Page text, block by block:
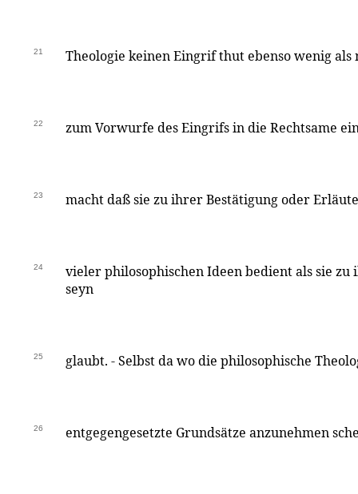
21 Theologie keinen Eingrif thut ebenso wenig als
22 zum Vorwurfe des Eingrifs in die Rechtsame
23 macht daß sie zu ihrer Bestätigung oder
24
vieler philosophischen Ideen bedient als sie
seyn
25 glaubt. - Selbst da wo die philosophische
26 entgegengesetzte Grundsätze anzunehmen